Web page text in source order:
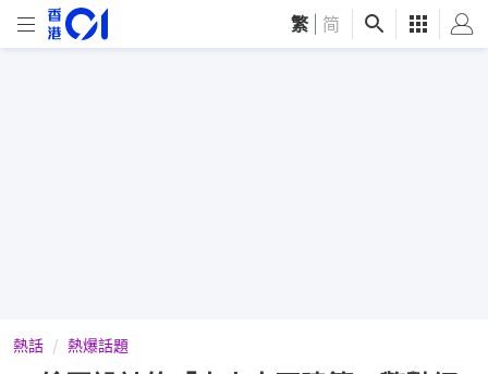
繁 简
熱話 熱爆話題